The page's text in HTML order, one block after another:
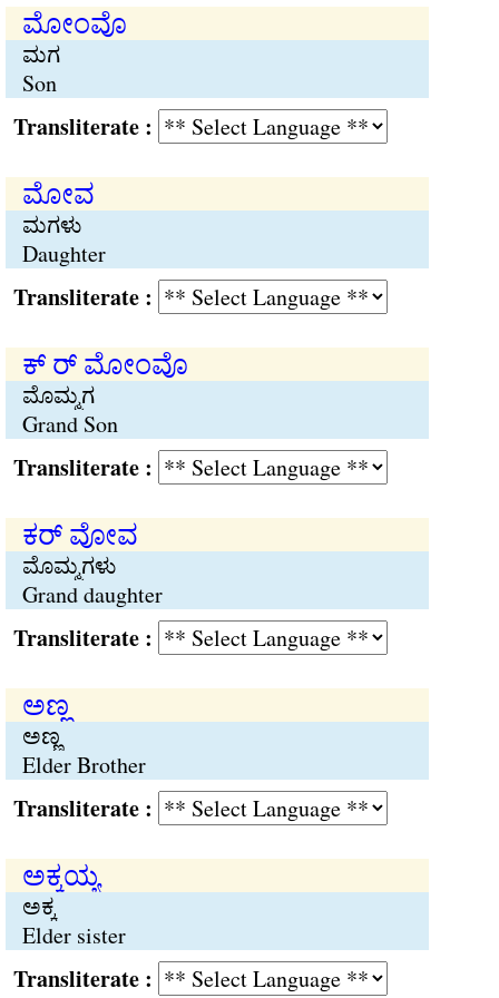
ಮೋಂವೊ
ಮಗ
Son
:
ಮೋವ
ಮಗಳು
Daughter
:
ಕ್ ರ್ ಮೋಂವೊ
ಮೊಮ್ಮಗ
Grand Son
:
ಕರ್ ವೋವ
ಮೊಮ್ಮಗಳು
Grand daughter
:
ಅಣ್ಣ
ಅಣ್ಣ
Elder Brother
:
ಅಕ್ಕಯ್ಯ
ಅಕ್ಕ
Elder sister
: